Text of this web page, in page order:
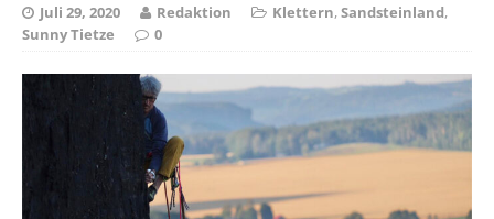
Juli 29, 2020 Redaktion Klettern,Sandsteinland,
Sunny Tietze
0